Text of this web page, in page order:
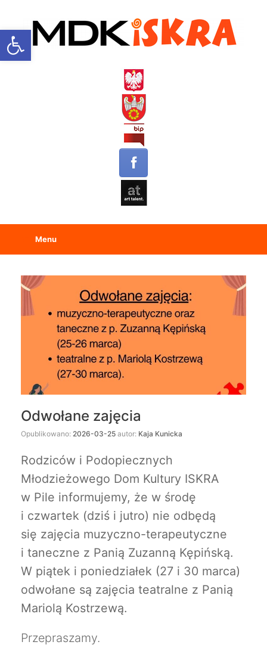
Open toolbar
Menu
Odwołane zajęcia
Opublikowano: 2026-03-25 autor: Kaja Kunicka
Rodziców i Podopiecznych
Młodzieżowego Dom Kultury ISKRA
w Pile informujemy, że w środę
i czwartek (dziś i jutro) nie odbędą
się zajęcia muzyczno-terapeutyczne
i taneczne z Panią Zuzanną Kępińską.
W piątek i poniedziałek (27 i 30 marca)
odwołane są zajęcia teatralne z Panią
Mariolą Kostrzewą.
Przepraszamy.